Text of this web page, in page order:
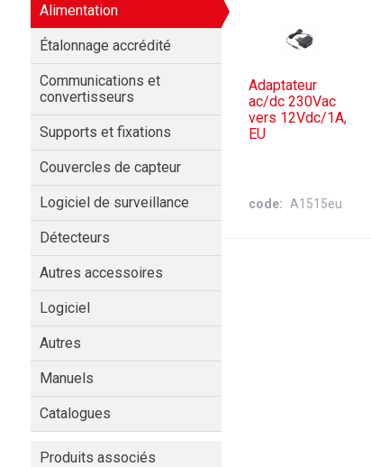
Alimentation
Étalonnage accrédité
Communications et
convertisseurs
Supports et fixations
Couvercles de capteur
Logiciel de surveillance
Détecteurs
Autres accessoires
Logiciel
Autres
Manuels
Catalogues
Produits associés
Adaptateur
ac/dc 230Vac
vers 12Vdc/1A,
EU
code A1515eu